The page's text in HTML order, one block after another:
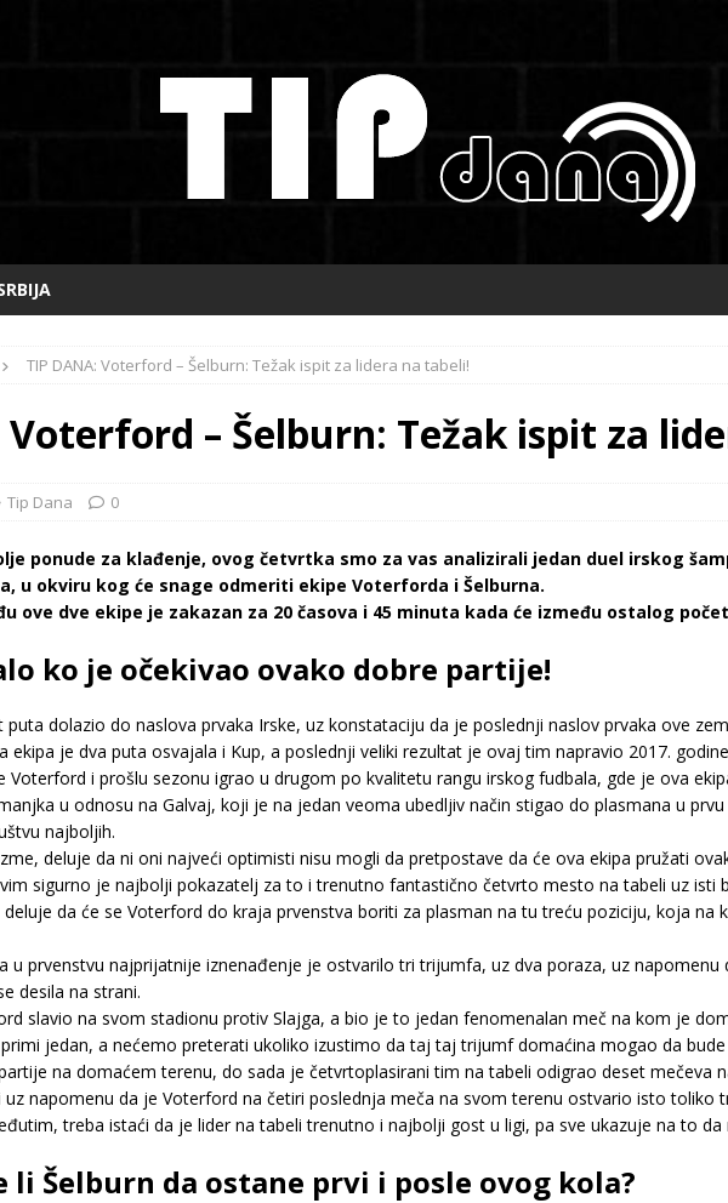
TIP DANA: Voterford – Šelburn: Težak ispit za lidera na tabeli!
Voterford – Šelburn: Težak ispit za
Tip Dana 0
ponude za klađenje, ovog četvrtka smo za vas analizirali jedan duel irskog
u okviru kog će snage odmeriti ekipe Voterforda i Šelburna.
ove dve ekipe je zakazan za 20 časova i 45 minuta kada će između ostalog
ko je očekivao ovako dobre partije!
dolazio do naslova prvaka Irske, uz konstataciju da je poslednji naslov prvaka ove
ekipa je dva puta osvajala i Kup, a poslednji veliki rezultat je ovaj tim napravio 2017.
Voterford i prošlu sezonu igrao u drugom po kvalitetu rangu irskog fudbala, gde je ova
u odnosu na Galvaj, koji je na jedan veoma ubedljiv način stigao do plasmana u
najboljih.
deluje da ni oni najveći optimisti nisu mogli da pretpostave da će ova ekipa pružati
sigurno je najbolji pokazatelj za to i trenutno fantastično četvrto mesto na tabeli uz isti
da će se Voterford do kraja prvenstva boriti za plasman na tu treću poziciju, koja na
u prvenstvu najprijatnije iznenađenje je ostvarilo tri trijumfa, uz dva poraza, uz
desila na strani.
slavio na svom stadionu protiv Slajga, a bio je to jedan fenomenalan meč na kom je
jedan, a nećemo preterati ukoliko izustimo da taj taj trijumf domaćina mogao da bude
na domaćem terenu, do sada je četvrtoplasirani tim na tabeli odigrao deset mečeva
napomenu da je Voterford na četiri poslednja meča na svom terenu ostvario isto toliko
treba istaći da je lider na tabeli trenutno i najbolji gost u ligi, pa sve ukazuje na to
li Šelburn da ostane prvi i posle ovog kola?